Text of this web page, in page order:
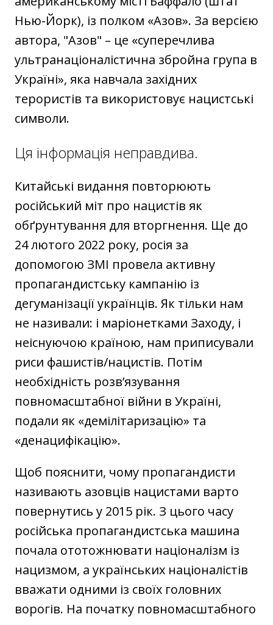
Нью-Йорк), із полком «Азов». За версією
автора, "‎Азов" – це «суперечлива
ультранаціоналістична збройна група в
Україні», яка навчала західних
терористів та використовує нацистські
символи.
Ця інформація неправдива.
Китайські видання повторюють
російський міт про нацистів як
обґрунтування для вторгнення. Ще до
24 лютого 2022 року, росія за
допомогою ЗМІ провела активну
пропагандистську кампанію із
дегуманізації українців. Як тільки нам
не називали: і маріонетками Заходу, і
неіснуючою країною, нам приписували
риси фашистів/нацистів. Потім
необхідність розв’язування
повномасштабної війни в Україні,
подали як «демілітаризацію» та
«денацифікацію».
Щоб пояснити, чому пропагандисти
називають азовців нацистами варто
повернутись у 2015 рік. З цього часу
російська пропагандистська машина
почала ототожнювати націоналізм із
нацизмом, а українських націоналістів
вважати одними із своїх головних
ворогів. На початку повномасштабного